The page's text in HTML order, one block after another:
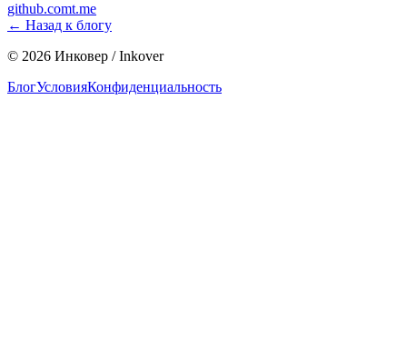
github.comt.me
← Назад к блогу
© 2026 Инковер / Inkover
БлогУсловияКонфиденциальность